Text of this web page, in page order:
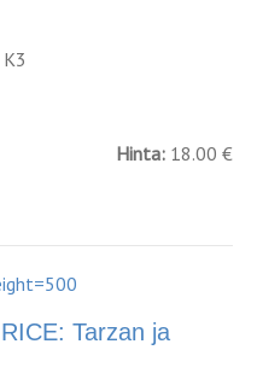
Hinta: 18.00 €
Tarzan ja